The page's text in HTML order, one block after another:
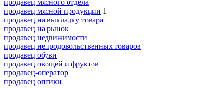
продавец мясного отдела
продавец мясной продукции 1
продавец на выкладку товара
продавец на рынок
продавец недвижимости
продавец непродовольственных товаров
продавец обуви
продавец овощей и фруктов
продавец-оператор
продавец оптики